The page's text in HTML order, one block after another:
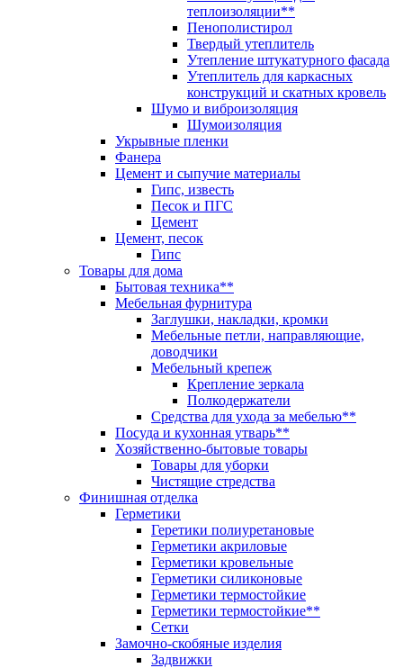
теплоизоляции**
Пенополистирол
Твердый утеплитель
Утепление штукатурного фасада
Утеплитель для каркасных
конструкций и скатных кровель
Шумо и виброизоляция
Шумоизоляция
Укрывные пленки
Фанера
Цемент и сыпучие материалы
Гипс, известь
Песок и ПГС
Цемент
Цемент, песок
Гипс
Товары для дома
Бытовая техника**
Мебельная фурнитура
Заглушки, накладки, кромки
Мебельные петли, направляющие,
доводчики
Мебельный крепеж
Крепление зеркала
Полкодержатели
Средства для ухода за мебелью**
Посуда и кухонная утварь**
Хозяйственно-бытовые товары
Товары для уборки
Чистящие стредства
Финишная отделка
Герметики
Геретики полиуретановые
Герметики акриловые
Герметики кровельные
Герметики силиконовые
Герметики термостойкие
Герметики термостойкие**
Сетки
Замочно-скобяные изделия
Задвижки